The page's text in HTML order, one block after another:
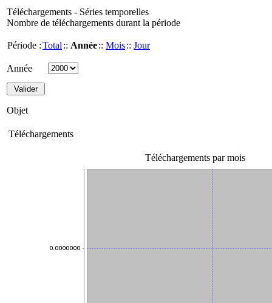
Téléchargements - Séries temporelles
Nombre de téléchargements durant la période
Période :Total :: Année:: Mois:: Jour
Année
Objet
Téléchargements
Téléchargements par mois